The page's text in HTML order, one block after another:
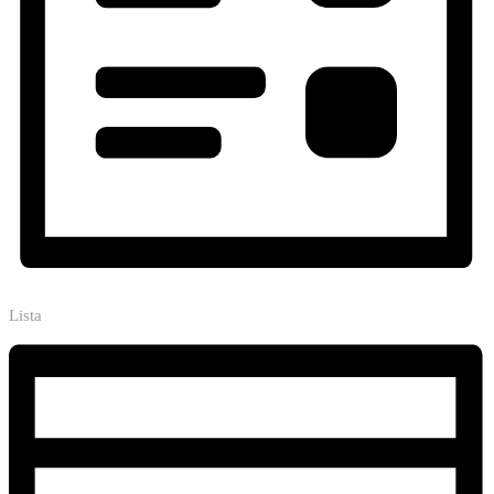
Lista